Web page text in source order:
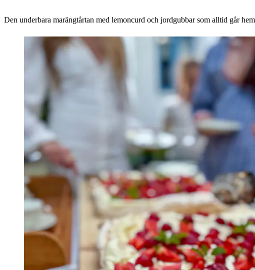
JORDGUBBAR
Den underbara marängtårtan med lemoncurd och jordgubbar som alltid går